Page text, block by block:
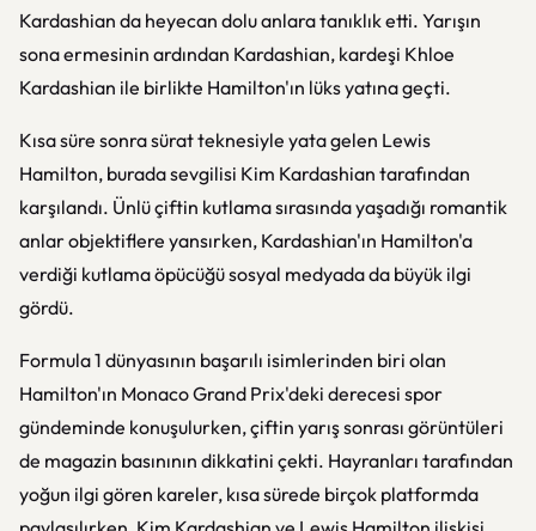
Kardashian da heyecan dolu anlara tanıklık etti. Yarışın
sona ermesinin ardından Kardashian, kardeşi Khloe
Kardashian ile birlikte Hamilton'ın lüks yatına geçti.
Kısa süre sonra sürat teknesiyle yata gelen Lewis
Hamilton, burada sevgilisi Kim Kardashian tarafından
karşılandı. Ünlü çiftin kutlama sırasında yaşadığı romantik
anlar objektiflere yansırken, Kardashian'ın Hamilton'a
verdiği kutlama öpücüğü sosyal medyada da büyük ilgi
gördü.
Formula 1 dünyasının başarılı isimlerinden biri olan
Hamilton'ın Monaco Grand Prix'deki derecesi spor
gündeminde konuşulurken, çiftin yarış sonrası görüntüleri
de magazin basınının dikkatini çekti. Hayranları tarafından
yoğun ilgi gören kareler, kısa sürede birçok platformda